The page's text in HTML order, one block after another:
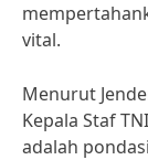
vital.
Menurut
Kepala Staf
adalah